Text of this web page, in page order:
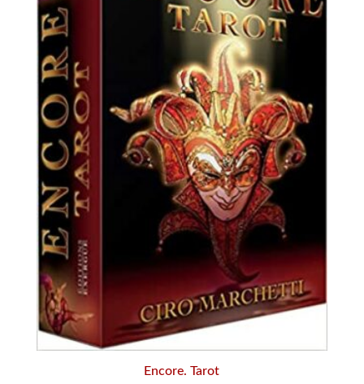
Encore. Tarot